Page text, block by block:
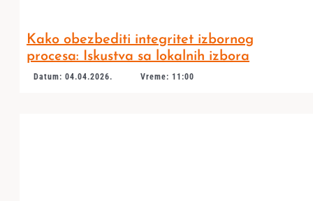
Kako obezbediti integritet izbornog
procesa: Iskustva sa lokalnih izbora
Datum: 04.04.2026. Vreme: 11:00